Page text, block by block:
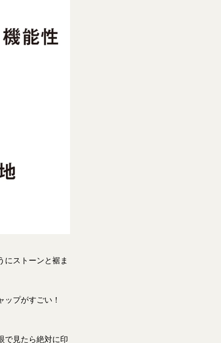
にストーンと裾ま
ップがすごい！
で見たら絶対に印